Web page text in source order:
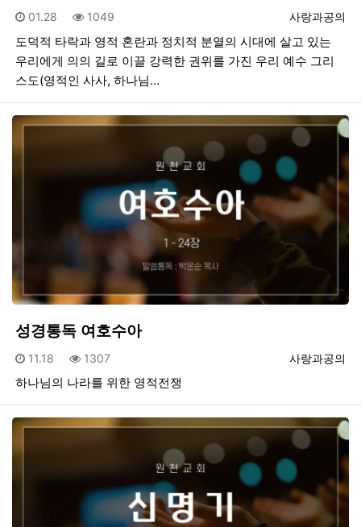
등록자
사랑과공의
등록일
01.28 조회
1049
도덕적 타락과 영적 혼란과 정치적 분열의 시대에 살고 있는
우리에게 의의 길로 이끌 강력한 권위를 가진 우리 예수 그리
스도(영적인 사사, 하나님…
성경통독 여호수아
등록자
사랑과공의
등록일
11.18 조회
1307
하나님의 나라를 위한 영적전쟁